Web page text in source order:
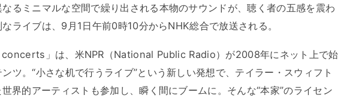
るミニマルな空間で繰り出される本物のサウンドが、聴く者の五感を震わ
ライブは、9月1日午前0時10分からNHK総合で放送される。
」は、米NPR（National Public Radio）が2008年にネット上で始
ツ。“小さな机で行うライブ”という新しい発想で、テイラー・スウィフト
界的アーティストも参加し、瞬く間にブームに。そんな“本家”のライセン